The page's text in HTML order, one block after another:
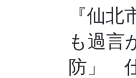
『仙
も過言
防」